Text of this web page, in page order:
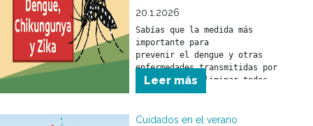
20.1.2026
Sabías que la medida más
importante para
prevenir el dengue y otras
enfermedades transmitidas por
mosquitos es eliminar todos
los objetos o recipientes que
criaderos.
Leer más
Cuidados en el verano